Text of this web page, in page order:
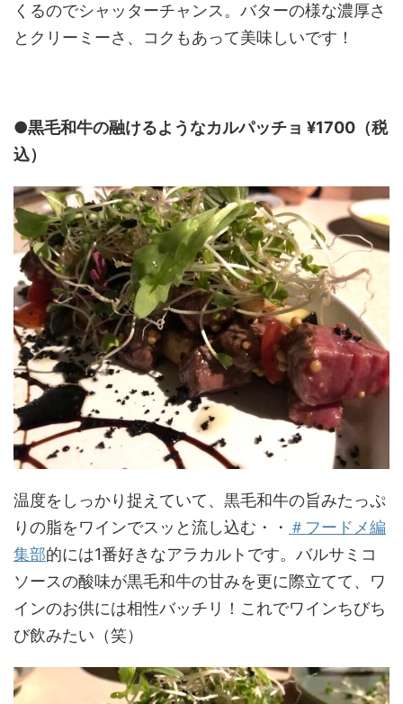
くるのでシャッターチャンス。バターの様な濃厚さ
とクリーミーさ、コクもあって美味しいです！
●黒毛和牛の融けるようなカルパッチョ ¥1700（税
込）
温度をしっかり捉えていて、黒毛和牛の旨みたっぷ
りの脂をワインでスッと流し込む・・ ＃フードメ編
集部的には1番好きなアラカルトです。バルサミコ
ソースの酸味が黒毛和牛の甘みを更に際立てて、ワ
インのお供には相性バッチリ！これでワインちびち
び飲みたい（笑）